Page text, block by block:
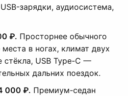
зарядки, аудиосистема,
₽. Просторнее обычного
в ногах, климат двух
стёкла, USB Type-C —
дальних поездок.
000 ₽. Премиум-седан